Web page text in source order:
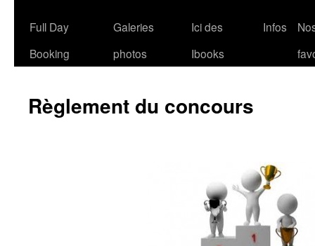
Full Day
Booking
Galeries
photos
Ici des
Ibooks
Infos
Règlement du concours